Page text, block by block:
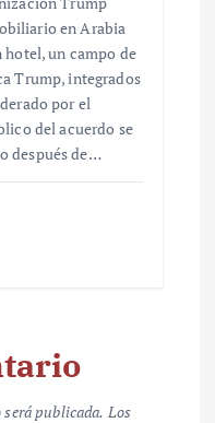
en Arabia
un campo de
Trump, integrados
por el
del acuerdo se
después de…
publicada. Los